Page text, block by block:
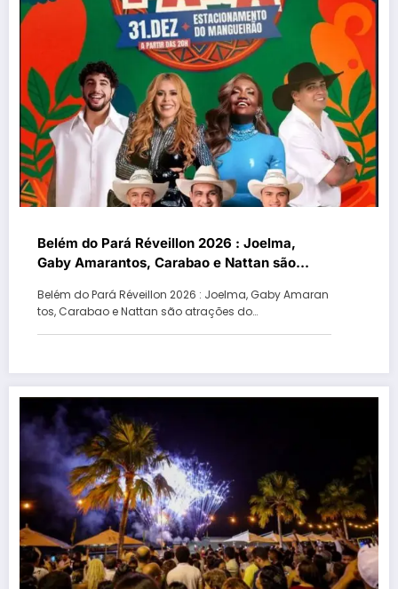
Belém do Pará Réveillon 2026 : Joelma,
Gaby Amarantos, Carabao e Nattan são
Mangueirão e opções de festas na virada de
ano
Belém do Pará Réveillon 2026 : Joelma, Gaby Amaran
tos, Carabao e Nattan são atrações do…